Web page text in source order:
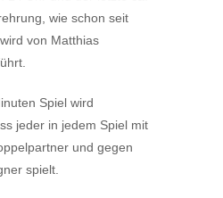
wie schon seit
von Matthias
Spiel wird
jeder in jedem Spiel mit
und gegen
spielt.